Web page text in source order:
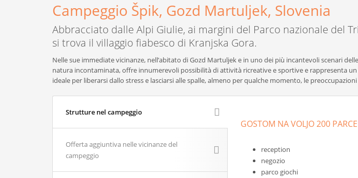
Campeggio Špik, Gozd Martuljek, Slovenia
Abbracciato dalle Alpi Giulie, ai margini del Parco nazionale del
si trova il villaggio fiabesco di Kranjska Gora.
Nelle sue immediate vicinanze, nell’abitato di Gozd Martuljek e in uno dei più incantevoli scenari
natura incontaminata, offre innumerevoli possibilità di attività ricreative e sportive e rappresenta
ideale per liberarsi dallo stress e lasciarsi alle spalle, almeno per qualche momento, le
Strutture nel campeggio
Offerta aggiuntiva nelle vicinanze del
campeggio
GOSTOM NA VOLJO 200
reception
negozio
parco giochi